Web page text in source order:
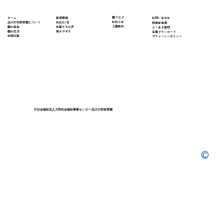
© 社会福祉法人大和社会福祉事業センター 品川大和保育園
​お問い合わせ
保護者様用
よくある質問
​各種ダウンロード
プライバシーポリシー
​園ブログ
お知らせ
入園案内
採用情報
先生の1日
先輩たちの声
働きやすさ
ホーム
​品川大和保育園について
園の特色
園の生活
年間行事
©